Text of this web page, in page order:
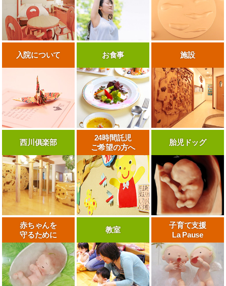
入院について お食事 施設
西川俱楽部
24時間託児
ご希望の方へ
胎児ドッグ
赤ちゃんを
守るために
教室
子育て支援
La Pause